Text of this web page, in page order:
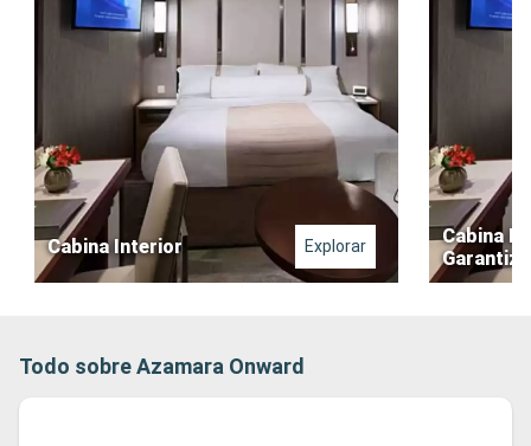
Cabina Interior Explorar
Cabina
Todo sobre Azamara Onward